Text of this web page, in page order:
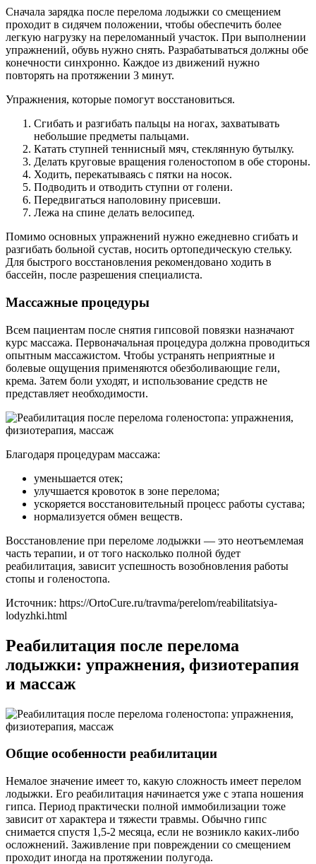
Сначала зарядка после перелома лодыжки со смещением
проходит в сидячем положении, чтобы обеспечить более
легкую нагрузку на переломанный участок. При выполнении
упражнений, обувь нужно снять. Разрабатываться должны обе
конечности синхронно. Каждое из движений нужно
повторять на протяжении 3 минут.
Упражнения, которые помогут восстановиться.
Сгибать и разгибать пальцы на ногах, захватывать
небольшие предметы пальцами.
Катать ступней теннисный мяч, стеклянную бутылку.
Делать круговые вращения голеностопом в обе стороны.
Ходить, перекатываясь с пятки на носок.
Подводить и отводить ступни от голени.
Передвигаться наполовину присевши.
Лежа на спине делать велосипед.
Помимо основных упражнений нужно ежедневно сгибать и
разгибать больной сустав, носить ортопедическую стельку.
Для быстрого восстановления рекомендовано ходить в
бассейн, после разрешения специалиста.
Массажные процедуры
Всем пациентам после снятия гипсовой повязки назначают
курс массажа. Первоначальная процедура должна проводиться
опытным массажистом. Чтобы устранять неприятные и
болевые ощущения применяются обезболивающие гели,
крема. Затем боли уходят, и использование средств не
представляет необходимости.
Благодаря процедурам массажа:
уменьшается отек;
улучшается кровоток в зоне перелома;
ускоряется восстановительный процесс работы сустава;
нормализуется обмен веществ.
Восстановление при переломе лодыжки — это неотъемлемая
часть терапии, и от того насколько полной будет
реабилитация, зависит успешность возобновления работы
стопы и голеностопа.
Источник: https://OrtoCure.ru/travma/perelom/reabilitatsiya-
lodyzhki.html
Реабилитация после перелома
лодыжки: упражнения, физиотерапия
и массаж
Общие особенности реабилитации
Немалое значение имеет то, какую сложность имеет перелом
лодыжки. Его реабилитация начинается уже с этапа ношения
гипса. Период практически полной иммобилизации тоже
зависит от характера и тяжести травмы. Обычно гипс
снимается спустя 1,5-2 месяца, если не возникло каких-либо
осложнений. Заживление при повреждении со смещением
проходит иногда на протяжении полугода.